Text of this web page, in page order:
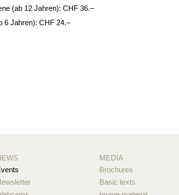
(ab 12 Jahren): CHF 36.–
6 Jahren): CHF 24.–
MEDIA
Brochures
Basic texts